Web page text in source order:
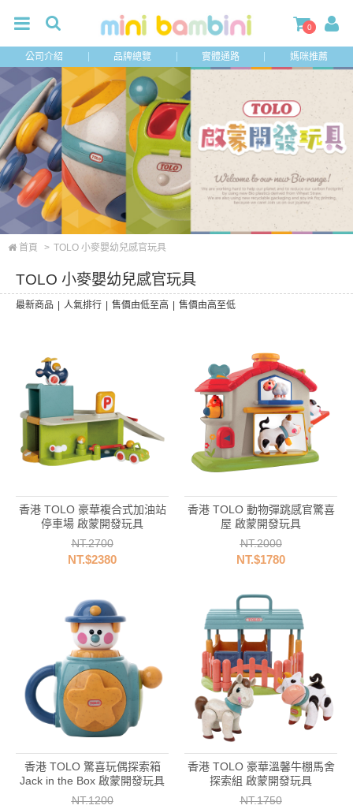
0
公司介紹 品牌總覽 實體通路 媽咪推薦
首頁 > TOLO 小麥嬰幼兒感官玩具
TOLO 小麥嬰幼兒感官玩具
最新商品 人氣排行 售價由低至高 售價由高至低
香港 TOLO 豪華複合式加油站
停車場 啟蒙開發玩具
NT.2700
NT.$2380
香港 TOLO 動物彈跳感官驚喜
屋 啟蒙開發玩具
NT.2000
NT.$1780
香港 TOLO 驚喜玩偶探索箱
Jack in the Box 啟蒙開發玩具
NT.1200
香港 TOLO 豪華溫馨牛棚馬舍
探索組 啟蒙開發玩具
NT.1750